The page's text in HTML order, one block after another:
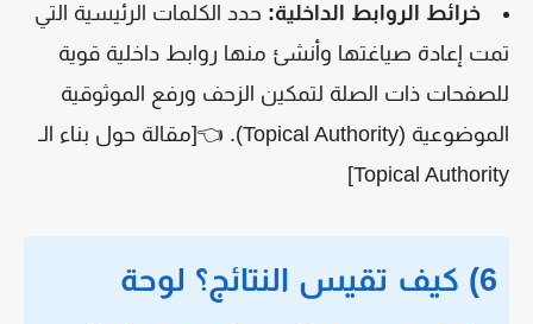
خرائط الروابط الداخلية:حدد الكلمات الرئيسية التي
تمت إعادة صياغتها وأنشئ منها روابط داخلية قوية
للصفحات ذات الصلة لتمكين الزحف ورفع الموثوقية
الموضوعية (Topical Authority). 👈[مقالة حول بناء الـ
Topical Authority]
6) كيف تقيس النتائج؟ لوحة